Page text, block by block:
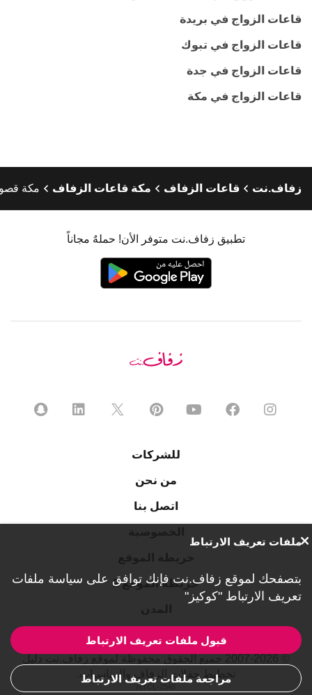
قاعات الزواج في بريدة
قاعات الزواج في تبوك
قاعات الزواج في جدة
قاعات الزواج في مكة
زفاف.نت قاعات الزفاف مكة قاعات الزفاف مكة
تطبيق زفاف.نت متوفر الأن! حملهٌ مجاناً
للشركات
من نحن
اتصل بنا
خريطة الموقع 2
تخطيط حفلات الزفاف والمناسبات.
ref:CL-2548
ملفات تعريف الارتباط
بتصفحك لموقع زفاف.نت فإنك توافق على سياسة ملفات
تعريف الارتباط "كوكيز"
قبول ملفات تعريف الارتباط
مراجعة ملفات تعريف الارتباط